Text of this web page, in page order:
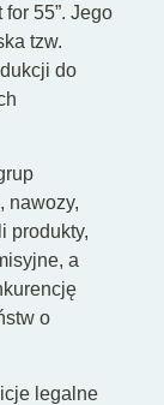
55”. Jego
tzw.
do
nawozy,
produkty,
a
o
legalne